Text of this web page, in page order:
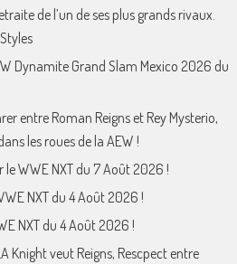
de l’un de ses plus grands rivaux.
Dynamite Grand Slam Mexico 2026 du
entre Roman Reigns et Rey Mysterio,
les roues de la AEW !
WWE NXT du 7 Août 2026 !
NXT du 4 Août 2026 !
NXT du 4 Août 2026 !
Knight veut Reigns, Rescpect entre